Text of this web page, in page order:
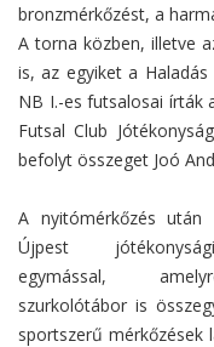
bronzmérkőzést, a
A torna közben, illetve
is, az egyiket a
NB I.-es futsalosai írták
Futsal Club
befolyt összeget Joó
A nyitómérkőzés után
Újpest
egymással,
szurkolótábor is
sportszerű